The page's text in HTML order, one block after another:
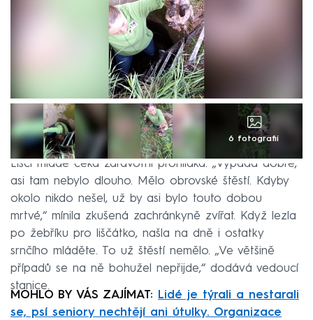
6 fotografií
Liščí mládě čeká zdravotní prohlídka. „Vypadá dobře,
asi tam nebylo dlouho. Mělo obrovské štěstí. Kdyby
okolo nikdo nešel, už by asi bylo touto dobou
mrtvé,“ mínila zkušená zachránkyně zvířat. Když lezla
po žebříku pro liščátko, našla na dně i ostatky
srnčího mláděte. To už štěstí nemělo. „Ve většině
případů se na ně bohužel nepřijde,“ dodává vedoucí
stanice.
MOHLO BY VÁS ZAJÍMAT:
Lidé je týrali a nestarali
se, psí seniory nechtějí ani útulky. Organizace